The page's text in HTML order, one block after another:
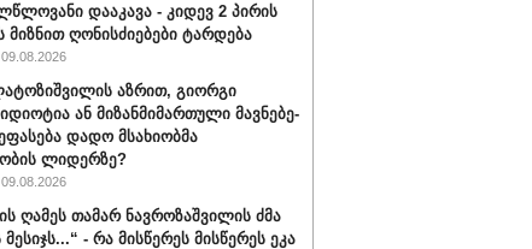
დააკავა - კიდევ 2 პირის
მიზნით ღონისძიებები ტარდება
აზრით, გიორგი
ან მი­ზან­მი­მარ­თუ­ლი მავ­ნე­ბე­
დადო მსახიობმა
ლიდერზე?
ღამეს თამარ ნავროზაშვილის ძმა
მესიჯს...“ - რა მისწერეს მისწერეს ეკა